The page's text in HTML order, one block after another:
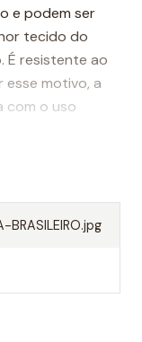
e podem ser
tecido do
É resistente ao
esse motivo, a
com o uso
BRASILEIRO.jpg